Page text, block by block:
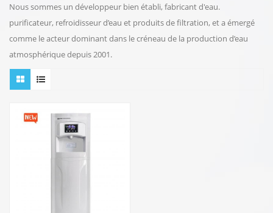
Nous sommes un développeur bien établi, fabricant d'eau.
purificateur, refroidisseur d’eau et produits de filtration, et a émergé
comme le acteur dominant dans le créneau de la production d’eau
atmosphérique depuis 2001.